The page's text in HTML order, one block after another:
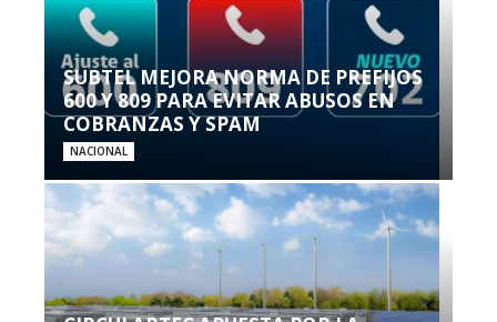
SUBTEL MEJORA NORMA DE PREFIJOS
600 Y 809 PARA EVITAR ABUSOS EN
COBRANZAS Y SPAM
NACIONAL